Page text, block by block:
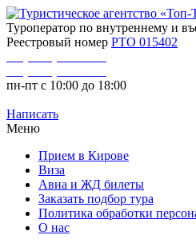
Туроператор по внутреннему и
Реестровый номер РТО 015402
пн-пт с 10:00 до 18:00
Написать
Меню
Прием в Кирове
Виза
Авиа и ЖД билеты
Заказать подбор тура
Политика обработки
О нас